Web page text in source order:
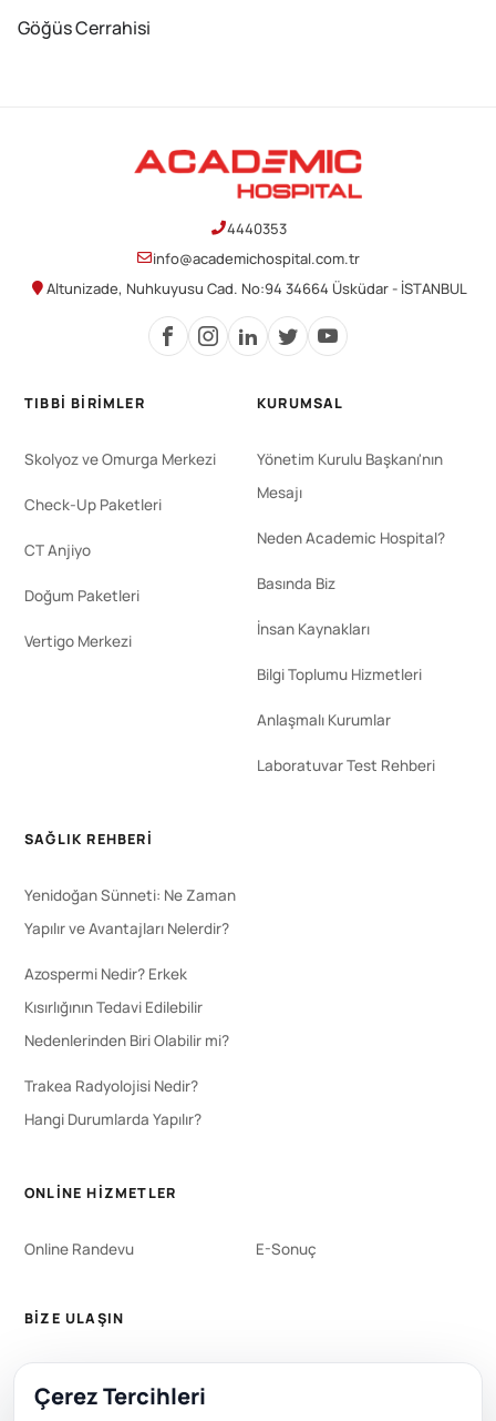
Göğüs Cerrahisi
4440353
info@academichospital.com.tr
Altunizade, Nuhkuyusu Cad. No:94 34664 Üsküdar - İSTANBUL
TIBBI BIRIMLER
Skolyoz ve Omurga Merkezi
Check-Up Paketleri
CT Anjiyo
Doğum Paketleri
Vertigo Merkezi
KURUMSAL
Yönetim Kurulu Başkanı'nın
Mesajı
Neden Academic Hospital?
Basında Biz
İnsan Kaynakları
Bilgi Toplumu Hizmetleri
Anlaşmalı Kurumlar
Laboratuvar Test Rehberi
SAĞLIK REHBERI
Yenidoğan Sünneti: Ne Zaman
Yapılır ve Avantajları Nelerdir?
Azospermi Nedir? Erkek
Kısırlığının Tedavi Edilebilir
Nedenlerinden Biri Olabilir mi?
Trakea Radyolojisi Nedir?
Hangi Durumlarda Yapılır?
ONLINE HIZMETLER
Online Randevu E-Sonuç
BIZE ULAŞIN
Çerez Tercihleri